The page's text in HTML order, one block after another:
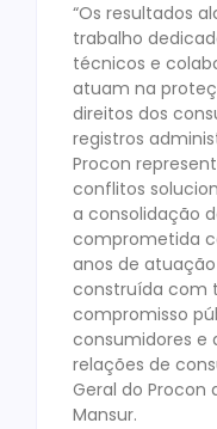
“Os resultados
trabalho
técnicos e
atuam na
direitos dos
registros
Procon
conflitos
a consolidação
comprometida
anos de
construída com
compromisso
consumidores e
relações de
Geral do Procon
Mansur.